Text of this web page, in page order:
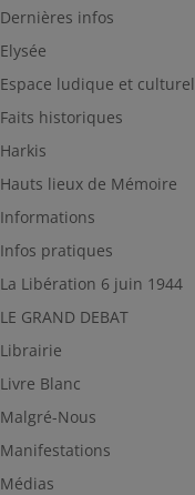
Dernières infos
Elysée
Espace ludique et culturel
Faits historiques
Harkis
Hauts lieux de Mémoire
Informations
Infos pratiques
La Libération 6 juin 1944
LE GRAND DEBAT
Librairie
Livre Blanc
Malgré-Nous
Manifestations
Médias